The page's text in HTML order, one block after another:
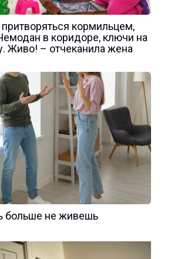
притворяться кормильцем,
в коридоре, ключи на
Живо! – отчеканила жена
больше не живешь